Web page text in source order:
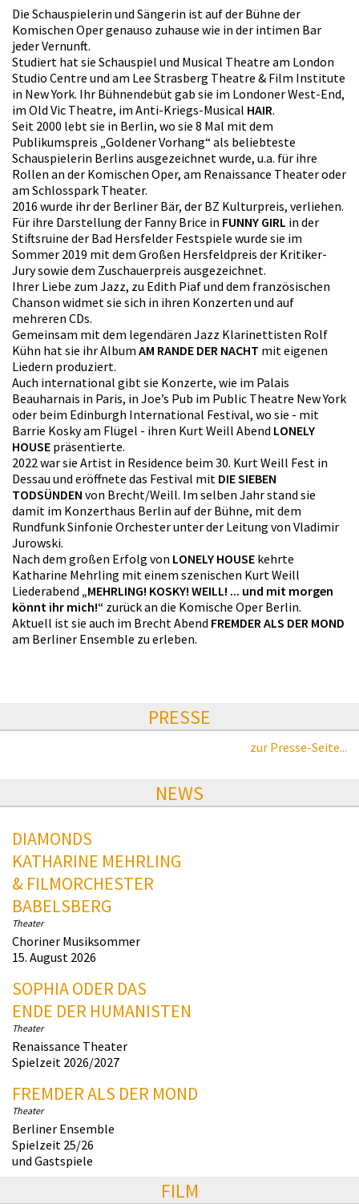
Die Schauspielerin und Sängerin ist auf der Bühne der
Komischen Oper genauso zuhause wie in der intimen Bar
jeder Vernunft.
Studiert hat sie Schauspiel und Musical Theatre am London
Studio Centre und am Lee Strasberg Theatre & Film Institute
in New York. Ihr Bühnendebüt gab sie im Londoner West-End,
im Old Vic Theatre, im Anti-Kriegs-Musical HAIR.
Seit 2000 lebt sie in Berlin, wo sie 8 Mal mit dem
Publikumspreis „Goldener Vorhang“ als beliebteste
Schauspielerin Berlins ausgezeichnet wurde, u.a. für ihre
Rollen an der Komischen Oper, am Renaissance Theater oder
am Schlosspark Theater.
2016 wurde ihr der Berliner Bär, der BZ Kulturpreis, verliehen.
Für ihre Darstellung der Fanny Brice in FUNNY GIRL in der
Stiftsruine der Bad Hersfelder Festspiele wurde sie im
Sommer 2019 mit dem Großen Hersfeldpreis der Kritiker-
Jury sowie dem Zuschauerpreis ausgezeichnet.
Ihrer Liebe zum Jazz, zu Edith Piaf und dem französischen
Chanson widmet sie sich in ihren Konzerten und auf
mehreren CDs.
Gemeinsam mit dem legendären Jazz Klarinettisten Rolf
Kühn hat sie ihr Album AM RANDE DER NACHT mit eigenen
Liedern produziert.
Auch international gibt sie Konzerte, wie im Palais
Beauharnais in Paris, in Joe’s Pub im Public Theatre New York
oder beim Edinburgh International Festival, wo sie - mit
Barrie Kosky am Flügel - ihren Kurt Weill Abend LONELY
HOUSE präsentierte.
2022 war sie Artist in Residence beim 30. Kurt Weill Fest in
Dessau und eröffnete das Festival mit DIE SIEBEN
TODSÜNDEN von Brecht/Weill. Im selben Jahr stand sie
damit im Konzerthaus Berlin auf der Bühne, mit dem
Rundfunk Sinfonie Orchester unter der Leitung von Vladimir
Jurowski.
Nach dem großen Erfolg von LONELY HOUSE kehrte
Katharine Mehrling mit einem szenischen Kurt Weill
Liederabend „MEHRLING! KOSKY! WEILL! ... und mit morgen
könnt ihr mich!“ zurück an die Komische Oper Berlin.
Aktuell ist sie auch im Brecht Abend FREMDER ALS DER MOND
am Berliner Ensemble zu erleben.
PRESSE
zur Presse-Seite...
NEWS
DIAMONDS
KATHARINE MEHRLING
& FILMORCHESTER
BABELSBERG
Theater
Choriner Musiksommer
15. August 2026
SOPHIA ODER DAS
ENDE DER HUMANISTEN
Theater
Renaissance Theater
Spielzeit 2026/2027
FREMDER ALS DER MOND
Theater
Berliner Ensemble
Spielzeit 25/26
und Gastspiele
FILM